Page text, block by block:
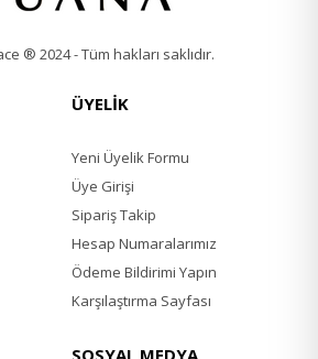
® 2024 - Tüm hakları saklıdır.
ÜYELİK
Yeni Üyelik Formu
Üye Girişi
Sipariş Takip
Hesap Numaralarımız
Ödeme Bildirimi Yapın
Karşılaştırma Sayfası
SOSYAL MEDYA